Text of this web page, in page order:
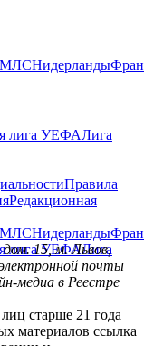
МЛСНидерланды
лига УЕФАЛига
Правила
Редакционная
МЛСНидерланды
лига УЕФАЛига
дом. 15, м. Львов,
почты
медиа в Реестре
старше 21 года
материалов ссылка